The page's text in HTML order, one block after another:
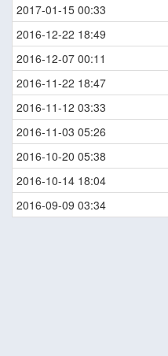
2017-01-15 00:33
2016-12-22 18:49
2016-12-07 00:11
2016-11-22 18:47
2016-11-12 03:33
2016-11-03 05:26
2016-10-20 05:38
2016-10-14 18:04
2016-09-09 03:34